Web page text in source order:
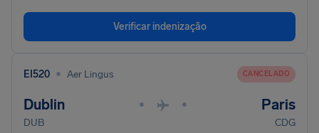
Verificar indenização
EI520 • Aer Lingus CANCELADO
Dublin • • Paris
DUB CDG